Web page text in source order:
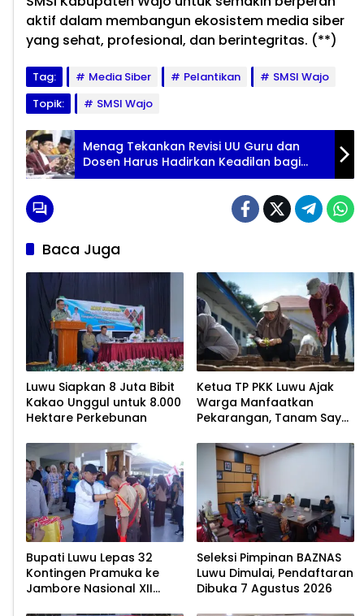
aktif dalam membangun ekosistem media siber
yang sehat, profesional, dan berintegritas. (**)
Tag: Media Siber Pelantikan
SMSI Wajo
Topik:
SMSI Wajo
Menag Tekankan Revisi UU Guru dan
Dosen Harus Hadirkan Keadilan bagi
Guru Madrasah
Baca Juga
Luwu Siapkan 8 Juta Bibit
Kakao Unggul untuk 8.000
Hektare Perkebunan
Ketua TP PKK Luwu Ajak
Warga Manfaatkan
Pekarangan, Tanam Sayur
Bupati Luwu Lepas 32
Kontingen Pramuka ke
Jambore Nasional XII
Seleksi Pimpinan BAZNAS
Luwu Dimulai, Pendaftaran
Dibuka 7 Agustus 2026